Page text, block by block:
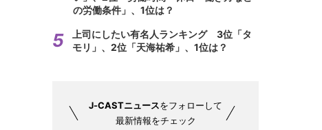
の労働条件」、1位は？
上司にしたい有名人ランキング 3位「タ
モリ」、2位「天海祐希」、1位は？
J-CASTニュースをフォローして
最新情報をチェック